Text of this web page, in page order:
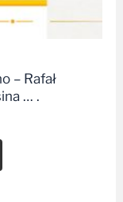
– Rafał
… .